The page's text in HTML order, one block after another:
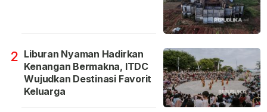
2 Liburan Nyaman Hadirkan
Kenangan Bermakna, ITDC
Wujudkan Destinasi Favorit
Keluarga